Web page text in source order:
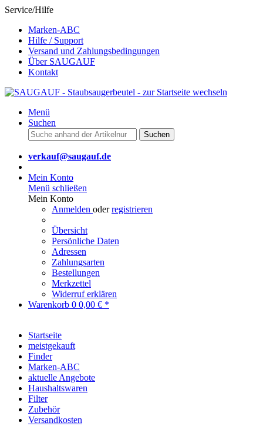
Service/Hilfe
Marken-ABC
Hilfe / Support
Versand und Zahlungsbedingungen
Über SAUGAUF
Kontakt
Menü
Suchen
Suchen
verkauf@saugauf.de
Mein Konto
Menü schließen
Mein Konto
Anmelden oderregistrieren
Übersicht
Persönliche Daten
Adressen
Zahlungsarten
Bestellungen
Merkzettel
Widerruf erklären
Warenkorb 0 0,00 € *
Startseite
meistgekauft
Finder
Marken-ABC
aktuelle Angebote
Haushaltswaren
Filter
Zubehör
Versandkosten